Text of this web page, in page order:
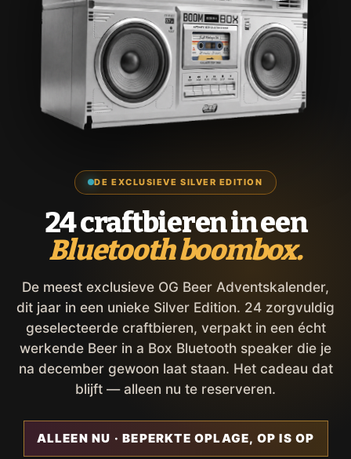
DE EXCLUSIEVE SILVER EDITION
24 craftbieren in een
Bluetooth boombox.
De meest exclusieve OG Beer Adventskalender,
dit jaar in een unieke Silver Edition. 24 zorgvuldig
geselecteerde craftbieren, verpakt in een écht
werkende Beer in a Box Bluetooth speaker die je
na december gewoon laat staan. Het cadeau dat
blijft — alleen nu te reserveren.
ALLEEN NU · BEPERKTE OPLAGE, OP IS OP